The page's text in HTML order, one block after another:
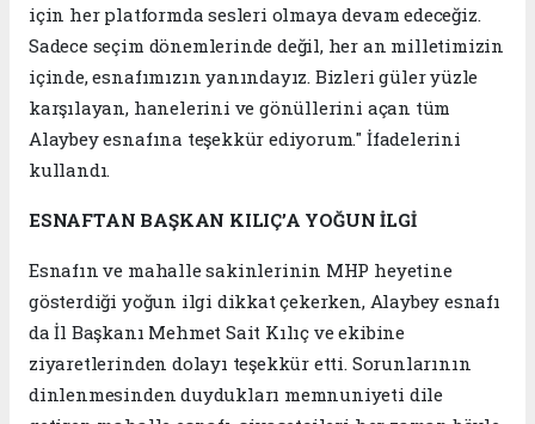
için her platformda sesleri olmaya devam edeceğiz.
Sadece seçim dönemlerinde değil, her an milletimizin
içinde, esnafımızın yanındayız. Bizleri güler yüzle
karşılayan, hanelerini ve gönüllerini açan tüm
Alaybey esnafına teşekkür ediyorum." İfadelerini
kullandı.
ESNAFTAN BAŞKAN KILIÇ’A YOĞUN İLGİ
Esnafın ve mahalle sakinlerinin MHP heyetine
gösterdiği yoğun ilgi dikkat çekerken, Alaybey esnafı
da İl Başkanı Mehmet Sait Kılıç ve ekibine
ziyaretlerinden dolayı teşekkür etti. Sorunlarının
dinlenmesinden duydukları memnuniyeti dile